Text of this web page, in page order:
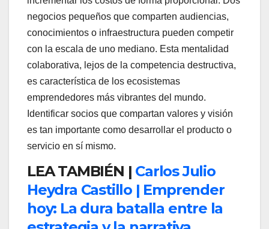
negocios pequeños que comparten audiencias,
conocimientos o infraestructura pueden competir
con la escala de uno mediano. Esta mentalidad
colaborativa, lejos de la competencia destructiva,
es característica de los ecosistemas
emprendedores más vibrantes del mundo.
Identificar socios que compartan valores y visión
es tan importante como desarrollar el producto o
servicio en sí mismo.
LEA TAMBIÉN | Carlos Julio
Heydra Castillo | Emprender
hoy: La dura batalla entre la